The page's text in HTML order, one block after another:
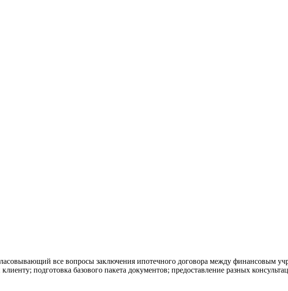
все вопросы заключения ипотечного договора между финансовым
подготовка базового пакета документов; предоставление разных